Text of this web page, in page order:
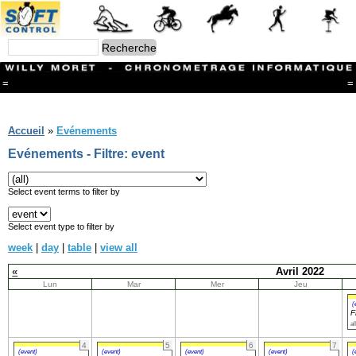
= =
Branches
CONTACT
Ski ALPIN
Triathlon
Ski Nordique
Courses à pieds
Athlétisme
Slalom In-Line
Caisse à savon
Coupe "Journal La Gruyère"
Accueil » Evénements
Evénements - Filtre: event
Select event terms to filter by
Select event type to filter by
week | day | table | view all
«
Avril 2022
Lun Mar Mer Jeu
4
(event)
5
(event)
6
(event)
7
(event)